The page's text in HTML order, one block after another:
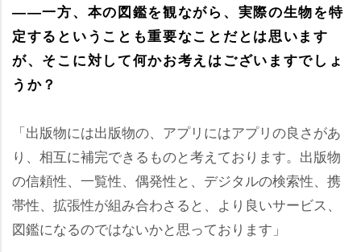
――一方、本の図鑑を観ながら、実際の生物を特
定するということも重要なことだとは思います
が、そこに対して何かお考えはございますでしょ
うか？
「出版物には出版物の、アプリにはアプリの良さがあ
り、相互に補完できるものと考えております。出版物
の信頼性、一覧性、偶発性と、デジタルの検索性、携
帯性、拡張性が組み合わさると、より良いサービス、
図鑑になるのではないかと思っております」